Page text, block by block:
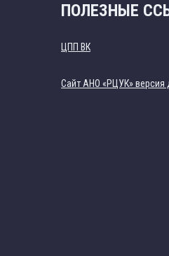
ПОЛЕЗНЫЕ
ЦПП ВК
Cайт АНО «РЦУК» версия